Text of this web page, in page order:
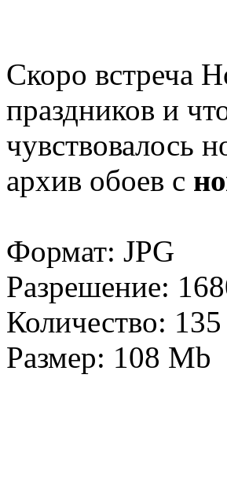
Скоро встреча
праздников и
чувствовалось
архив обоев с
Формат: JPG
Разрешение:
Количество:
Размер: 108 Mb